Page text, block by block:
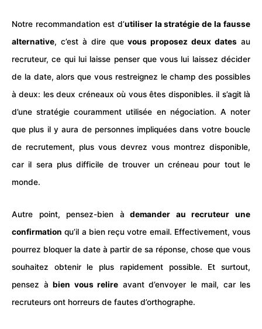
Notre recommandation est d’utiliser la stratégie de la fausse
alternative, c’est à dire quevous proposez deux dates au
recruteur, ce qui lui laisse penser que vous lui laissez décider
de la date, alors que vous restreignez le champ des possibles
à deux: les deux créneaux où vous êtes disponibles. il s’agit là
d’une stratégie couramment utilisée en négociation. A noter
que plus il y aura de personnes impliquées dans votre boucle
de recrutement, plus vous devrez vous montrez disponible,
car il sera plus difficile de trouver un créneau pour tout le
monde.
Autre point, pensez-bien à demander au recruteur une
confirmation qu’il a bien reçu votre email. Effectivement, vous
pourrez bloquer la date à partir de sa réponse, chose que vous
souhaitez obtenir le plus rapidement possible. Et surtout,
pensez à bien vous relire avant d’envoyer le mail, car les
recruteurs ont horreurs de fautes d’orthographe.